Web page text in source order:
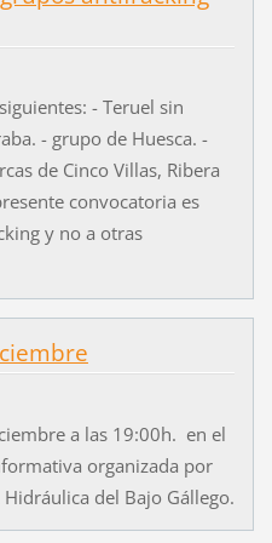
- Teruel sin
- grupo de Huesca. -
de Cinco Villas, Ribera
convocatoria es
y no a otras
a las 19:00h. en el
organizada por
del Bajo Gállego.